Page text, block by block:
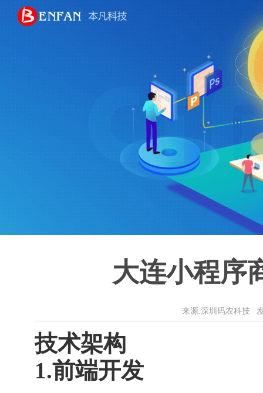
大连小程序
来源:深圳码农科技
技术架构
1.前端开发